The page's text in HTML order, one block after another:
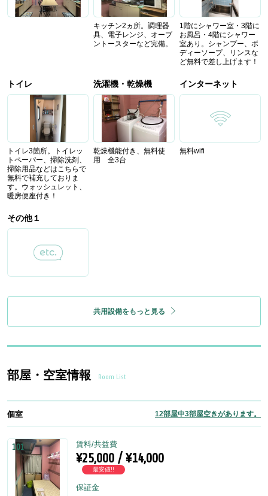
キッチン2ヵ所。調理器
具、電子レンジ、オーブ
ントースターなど完備。
1階にシャワー室・3階に
お風呂・4階にシャワー
室あり。シャンプー、ボ
ディーソープ、リンスな
ど無料で差し上げます！
トイレ
トイレ3箇所。トイレッ
トペーパー、掃除洗剤、
掃除用品などはこちらで
無料で補充しておりま
す。ウォッシュレット、
暖房便座付き！
洗濯機・乾燥機
乾燥機能付き、無料使
用 全3台
インターネット
無料wifi
その他１
共用設備をもっと見る
部屋・空室情報 Room List
個室 12部屋中3部屋空きがあります。
101 賃料/共益費
¥25,000 / ¥14,000
最安値!!
保証金